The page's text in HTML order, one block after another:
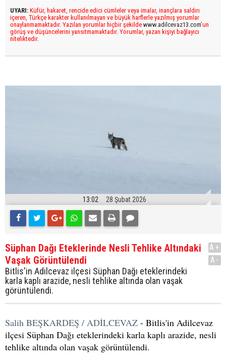
UYARI: Küfür, hakaret, rencide edici cümleler veya imalar, inançlara saldırı
içeren, Türkçe karakter kullanılmayan ve büyük harflerle yazılmış yorumlar
onaylanmamaktadır. Yazılan yorumlar hiçbir şekilde www.adilcevaz13.com’un
görüş ve düşüncelerini yansıtmamaktadır. Yorumlar, yazan kişiyi bağlayıcı
niteliktedir.
13:02 28 Şubat 2026
Süphan Dağı Eteklerinde Nesli Tehlike Altındaki
Vaşak Görüntülendi
Bitlis'in Adilcevaz ilçesi Süphan Dağı eteklerindeki
karla kaplı arazide, nesli tehlike altında olan vaşak
görüntülendi.
A+
A-
Salih BEŞKARDEŞ / ADİLCEVAZ - Bitlis'in Adilcevaz
ilçesi Süphan Dağı eteklerindeki karla kaplı arazide, nesli
tehlike altında olan vaşak görüntülendi.